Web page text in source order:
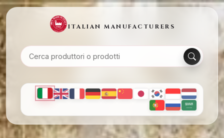
ITALIAN MANUFACTURERS